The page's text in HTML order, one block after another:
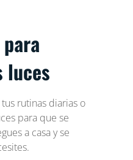
luces
rutinas diarias o
para que se
a casa y se